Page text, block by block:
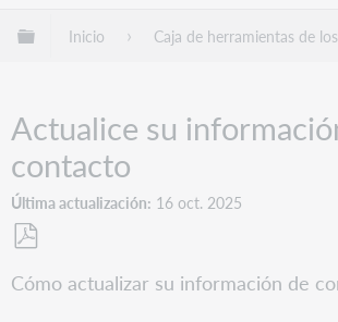
Expandir/contraer jerarquía global
Inicio Caja de herramientas de
Actualice su
contacto
Última actualización 16 oct. 2025
como
Cómo actualizar su información de